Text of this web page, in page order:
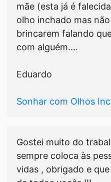
mãe (esta já é
olho inchado mas
brincarem falando
com alguém....
Eduardo
Sonhar com Olhos
Gostei muito do
sempre coloca às
vidas , obrigado e